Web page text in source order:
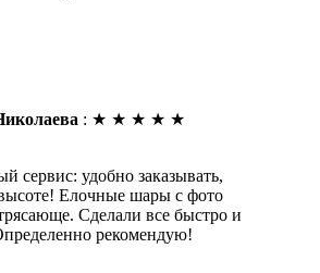
: ★ ★ ★ ★ ★
сервис: удобно заказывать,
Елочные шары с фото
Сделали все быстро и
рекомендую!